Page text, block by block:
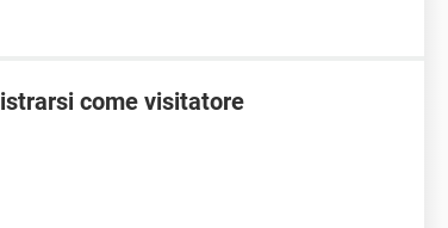
come visitatore